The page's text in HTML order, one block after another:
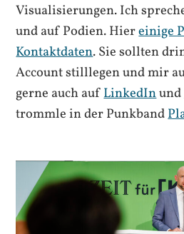
Visualisierungen. Ich
und auf Podien. Hiereinige
Kontaktdaten. Sie sollten
Account stilllegen und mir
gerne auch aufLinkedInund
trommle in der Punkband